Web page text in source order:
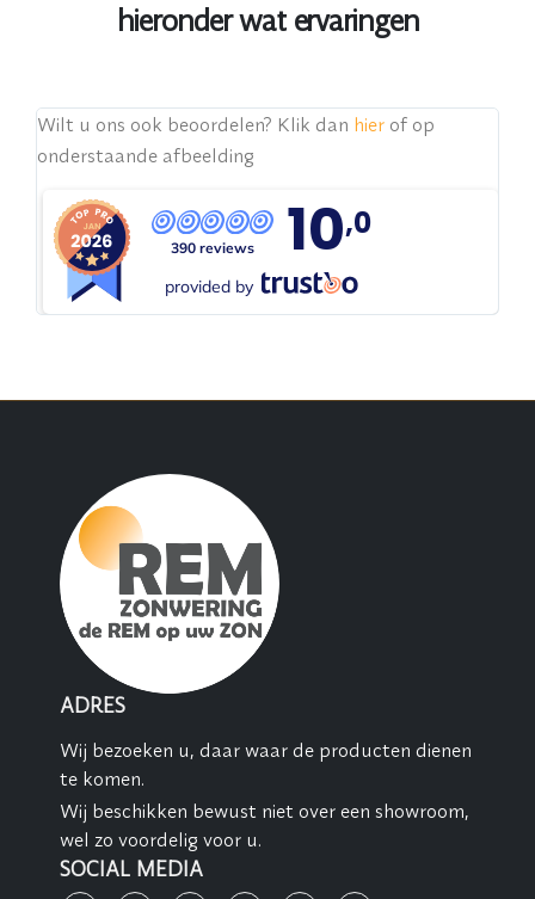
hieronder wat ervaringen
Wilt u ons ook beoordelen? Klik dan hier of op
onderstaande afbeelding
390 reviews 10,0
provided by
ADRES
Wij bezoeken u, daar waar de producten dienen
te komen.
Wij beschikken bewust niet over een showroom,
wel zo voordelig voor u.
SOCIAL MEDIA